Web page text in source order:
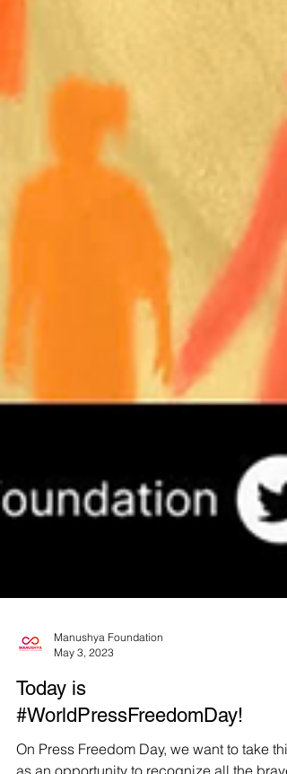
Manushya Foundation
May 3, 2023
#WorldPressFreedomDay!